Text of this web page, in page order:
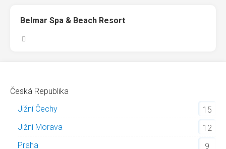
Belmar Spa & Beach Resort
Česká Republika
Jižní Čechy
15
Jižní Morava
12
Praha
9